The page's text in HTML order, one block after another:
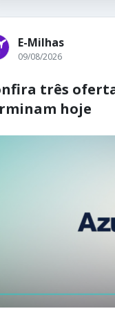
E-Milhas
09/08/2026
três
hoje